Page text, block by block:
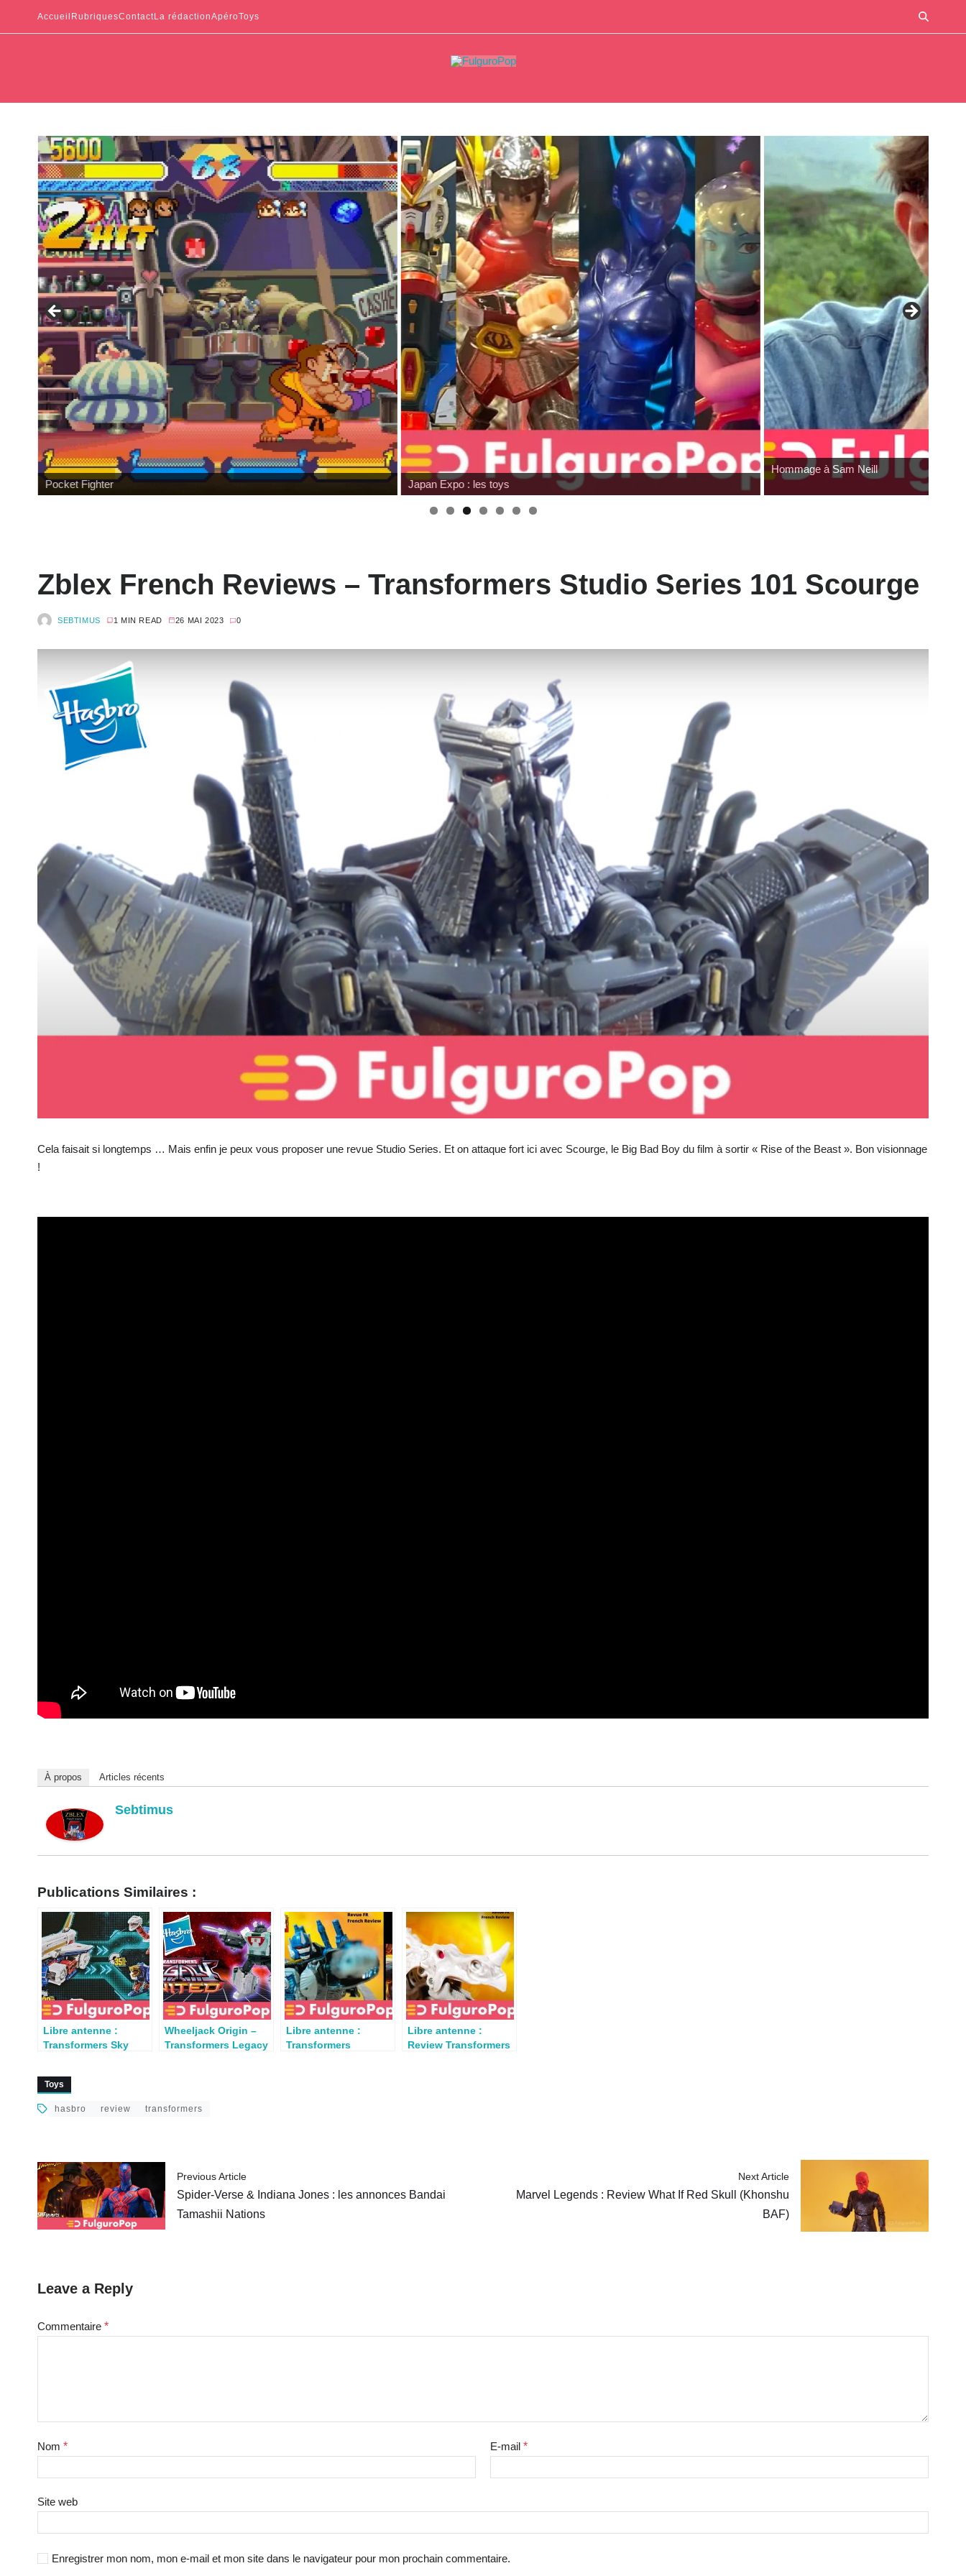
Accueil RubriquesContactLa rédactionApéroToys
Pocket Fighter Japan Expo : les toys
Hommage à Sam Neill
Zblex French Reviews – Transformers Studio Series 101 Scourge
SEBTIMUS 1 MIN READ 26 MAI 2023 0
Cela faisait si longtemps … Mais enfin je peux vous proposer une revue Studio Series. Et on attaque fort ici avec Scourge, le Big Bad Boy du film à sortir « Rise of the Beast ». Bon visionnage
!
À propos Articles récents
Sebtimus
Publications Similaires :
Libre antenne :
Transformers Sky
Wheeljack Origin –
Transformers Legacy
Libre antenne :
Transformers
Libre antenne :
Review Transformers
Toys
hasbro review transformers
Previous Article
Spider-Verse & Indiana Jones : les annonces Bandai
Tamashii Nations
Next Article
Marvel Legends : Review What If Red Skull (Khonshu
BAF)
Leave a Reply
Commentaire *
Nom * E-mail *
Site web
Enregistrer mon nom, mon e-mail et mon site dans le navigateur pour mon prochain commentaire.